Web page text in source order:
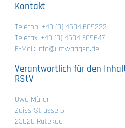
Kontakt
Telefon: +49 (0) 4504 609222
Telefax: +49 (0) 4504 609647
E-Mail: info@umwaagen.de
Verantwortlich für den
RStV
Uwe Müller
Zeiss-Strasse 6
23626 Ratekau